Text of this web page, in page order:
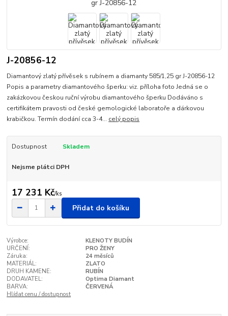
J-20856-12
Diamantový zlatý přívěsek s rubínem a diamanty 585/1,25 gr J-20856-12
Popis a parametry diamantového šperku: viz. příloha foto Jedná se o
zakázkovou českou ruční výrobu diamantového šperku Dodáváno s
certifikátem pravosti od české gemologické laboratoře a dárkovou
krabičkou. Termín dodání cca 3-4... celý popis
Dostupnost Skladem
Nejsme plátci DPH
17 231 Kč/ks
Přidat do košíku
Výrobce:
KLENOTY BUDÍN
URČENÍ:
PRO ŽENY
Záruka:
24 měsíců
MATERIÁL:
ZLATO
DRUH KAMENE:
RUBÍN
DODAVATEL:
Optima Diamant
BARVA:
ČERVENÁ
Hlídat cenu / dostupnost